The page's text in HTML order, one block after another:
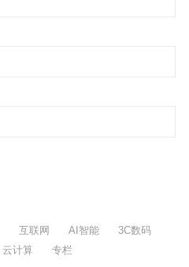
互联网 AI智能
3C数码
云计算 专栏